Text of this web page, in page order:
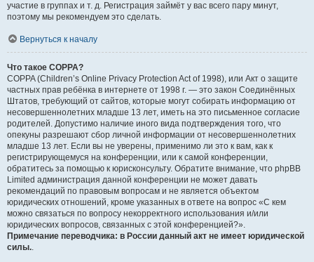
участие в группах и т. д. Регистрация займёт у вас всего пару минут,
поэтому мы рекомендуем это сделать.
Вернуться к началу
Что такое COPPA?
COPPA (Children’s Online Privacy Protection Act of 1998), или Акт о защите
частных прав ребёнка в интернете от 1998 г. — это закон Соединённых
Штатов, требующий от сайтов, которые могут собирать информацию от
несовершеннолетних младше 13 лет, иметь на это письменное согласие
родителей. Допустимо наличие иного вида подтверждения того, что
опекуны разрешают сбор личной информации от несовершеннолетних
младше 13 лет. Если вы не уверены, применимо ли это к вам, как к
регистрирующемуся на конференции, или к самой конференции,
обратитесь за помощью к юрисконсульту. Обратите внимание, что phpBB
Limited администрация данной конференции не может давать
рекомендаций по правовым вопросам и не является объектом
юридических отношений, кроме указанных в ответе на вопрос «С кем
можно связаться по вопросу некорректного использования и/или
юридических вопросов, связанных с этой конференцией?».
Примечание переводчика: в России данный акт не имеет юридической
силы..